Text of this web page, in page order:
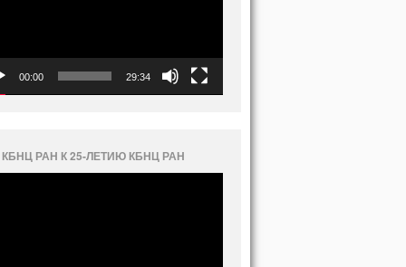
00:00 29:34
РАН К 25-ЛЕТИЮ КБНЦ РАН